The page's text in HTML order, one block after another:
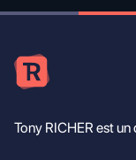
Tony RICHER est